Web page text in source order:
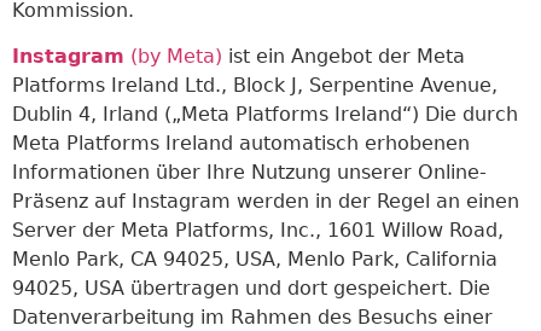
Kommission.
Instagram (by Meta) ist ein Angebot der Meta
Platforms Ireland Ltd., Block J, Serpentine Avenue,
Dublin 4, Irland („Meta Platforms Ireland“) Die durch
Meta Platforms Ireland automatisch erhobenen
Informationen über Ihre Nutzung unserer Online-
Präsenz auf Instagram werden in der Regel an einen
Server der Meta Platforms, Inc., 1601 Willow Road,
Menlo Park, CA 94025, USA, Menlo Park, California
94025, USA übertragen und dort gespeichert. Die
Datenverarbeitung im Rahmen des Besuchs einer